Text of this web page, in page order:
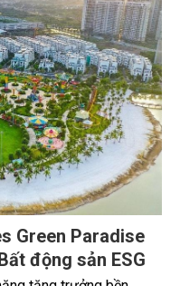
Green Paradise
động sản ESG